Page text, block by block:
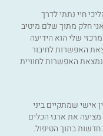
חיי נתתי לדרך
חלק מתוך שלם מיטיב
שלי הוא הידיעה
האפשרות לחיבור
האפשרות לחוויית
אישי שמתקיים ביני
מציעה את ארגז הכלים
בתוך הטיפול.